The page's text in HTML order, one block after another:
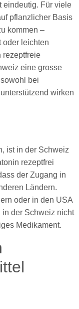
eindeutig. Für viele
pflanzlicher Basis
kommen –
oder leichten
rezeptfreie
eine grosse
bei
wirken
ist in der Schweiz
rezeptfrei
der Zugang in
Ländern.
oder in den USA
in der Schweiz nicht
Medikament.